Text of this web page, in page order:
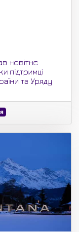
новітнє
підтримці
та Уряду